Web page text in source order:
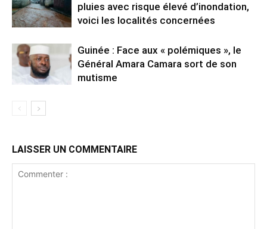
pluies avec risque élevé d’inondation,
voici les localités concernées
Guinée : Face aux « polémiques », le
Général Amara Camara sort de son
mutisme
LAISSER UN COMMENTAIRE